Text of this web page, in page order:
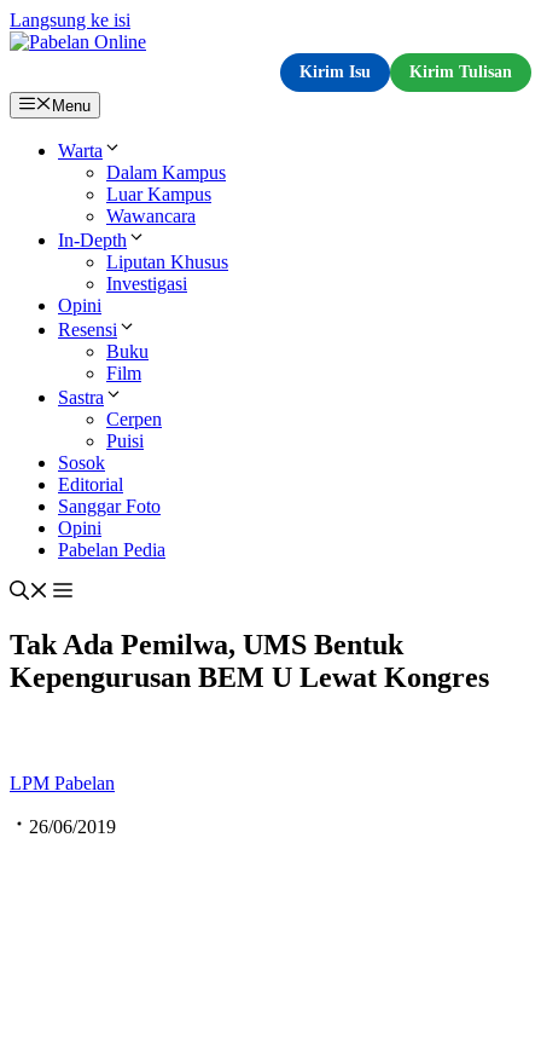
Langsung ke isi
Kirim Isu
Kirim Tulisan
Menu
Warta
Dalam Kampus
Luar Kampus
Wawancara
In-Depth
Liputan Khusus
Investigasi
Opini
Resensi
Buku
Film
Sastra
Cerpen
Puisi
Sosok
Editorial
Sanggar Foto
Opini
Pabelan Pedia
Tak Ada Pemilwa, UMS Bentuk
Kepengurusan BEM U Lewat Kongres
LPM Pabelan
26/06/2019